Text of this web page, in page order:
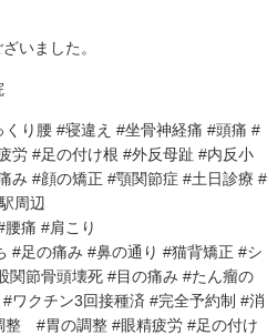
いました。
り腰 #寝違え #坐骨神経痛 #頭痛 #
労 #足の付け根 #外反母趾 #内反小
み #顔の矯正 #顎関節症 #土日診療 #
周辺
痛 #肩こり
#足の痛み #鼻の通り #猫背矯正 #シ
関節骨頭壊死 #目の痛み #たん瘤の
ワクチン3回接種済 #完全予約制 #消
#胃の調整 #眼精疲労 #足の付け